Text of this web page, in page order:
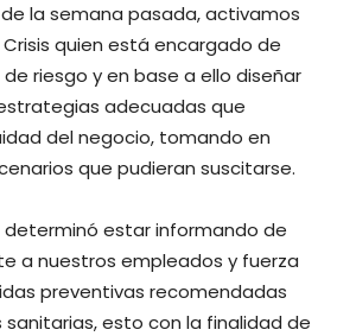
la semana pasada, activamos
quien está encargado de
riesgo y en base a ello diseñar
adecuadas que
del negocio, tomando en
que pudieran suscitarse.
estar informando de
a nuestros empleados y fuerza
preventivas recomendadas
esto con la finalidad de